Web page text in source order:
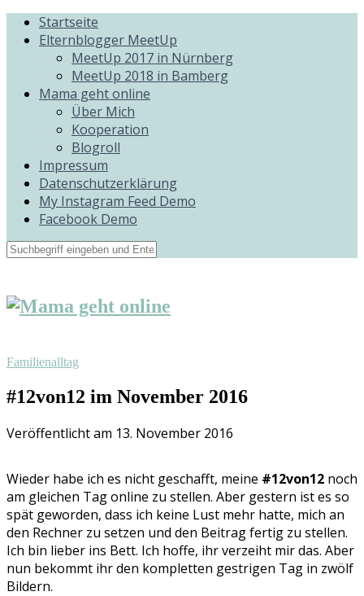
Startseite
Elternblogger MeetUp
MeetUp 2017 in Nürnberg
MeetUp 2018 in Bamberg
Mama geht online
Über Mich
Kooperation
Blogroll
Impressum
Datenschutzerklärung
My Instagram Feed Demo
Facebook Demo
Familienalltag
#12von12 im November 2016
Veröffentlicht am 13. November 2016
Wieder habe ich es nicht geschafft, meine #12von12 noch
am gleichen Tag online zu stellen. Aber gestern ist es so
spät geworden, dass ich keine Lust mehr hatte, mich an
den Rechner zu setzen und den Beitrag fertig zu stellen.
Ich bin lieber ins Bett. Ich hoffe, ihr verzeiht mir das. Aber
nun bekommt ihr den kompletten gestrigen Tag in zwölf
Bildern.